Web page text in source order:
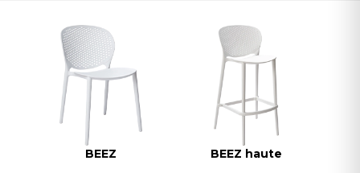
BEEZ BEEZ haute